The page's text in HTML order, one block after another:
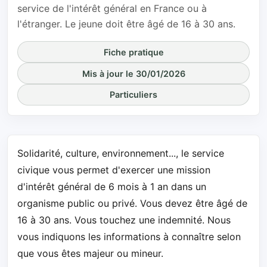
service de l'intérêt général en France ou à
l'étranger. Le jeune doit être âgé de 16 à 30 ans.
Fiche pratique
Mis à jour le 30/01/2026
Particuliers
Solidarité, culture, environnement..., le service
civique vous permet d'exercer une mission
d'intérêt général de 6 mois à 1 an dans un
organisme public ou privé. Vous devez être âgé de
16 à 30 ans. Vous touchez une indemnité. Nous
vous indiquons les informations à connaître selon
que vous êtes majeur ou mineur.